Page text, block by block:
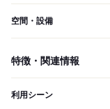
空間・設備
特徴・関連情報
利用シーン